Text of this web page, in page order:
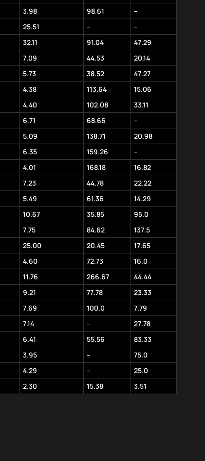
3.98 98.61
–
25.51 –
–
32.11 91.04
47.29
7.09 44.53
20.14
5.73 38.52
47.27
4.38 113.64
15.06
4.40 102.08
33.11
6.71 68.66
–
5.09 138.71
20.98
6.35 159.26
–
4.01 168.18
16.82
7.23 44.78
22.22
5.49 61.36
14.29
10.67 35.85
95.0
7.75 84.62
137.5
25.00 20.45
17.65
4.60 72.73
16.0
11.76 266.67
44.44
9.21 77.78
23.33
7.69 100.0
7.79
7.14 –
27.78
6.41 55.56
83.33
3.95 –
75.0
4.29 –
25.0
2.30 15.38 3.51